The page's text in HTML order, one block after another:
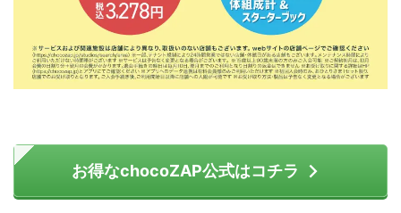
お得なchocoZAP公式はコチラ